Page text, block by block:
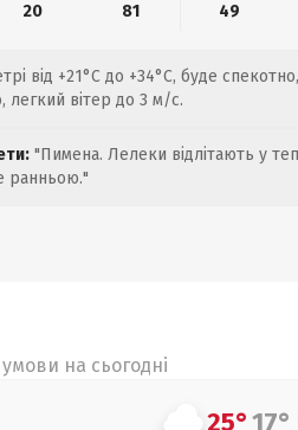
20 81 49
від +21°C до +34°C, буде
легкий вітер до 3 м/с.
"Пимена. Лелеки відлітають у
ранньою."
на сьогодні
25°17°